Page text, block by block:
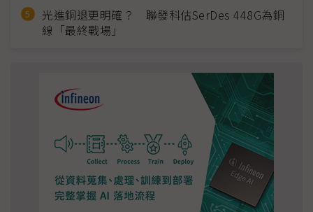
光進銅退更明確？ 聯發科估SerDes 448G為銅
線「最終戰場」